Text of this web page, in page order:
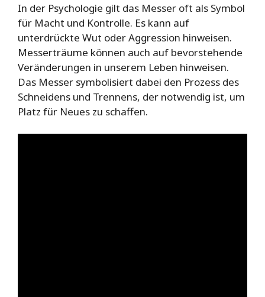
In der Psychologie gilt das Messer oft als Symbol
für Macht und Kontrolle. Es kann auf
unterdrückte Wut oder Aggression hinweisen.
Messerträume können auch auf bevorstehende
Veränderungen in unserem Leben hinweisen.
Das Messer symbolisiert dabei den Prozess des
Schneidens und Trennens, der notwendig ist, um
Platz für Neues zu schaffen.